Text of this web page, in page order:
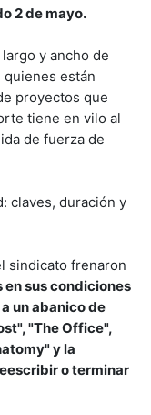
2 de mayo.
y ancho de
quienes están
proyectos que
tiene en vilo al
de fuerza de
sindicato frenaron
sus condiciones
un abanico de
"The Office",
y la
o terminar